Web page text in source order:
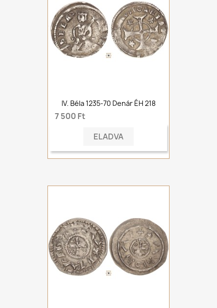
IV. Béla 1235-70 Denár ÉH 218
7 500 Ft
ELADVA